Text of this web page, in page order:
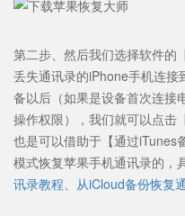
第二步、然后我们选择软件的
丢失通讯录的iPhone手机连接
备以后（如果是设备首次连接
操作权限），我们就可以点击
也是可以借助于【通过iTunes
模式恢复苹果手机通讯录的，
讯录教程
从iCloud备份恢复